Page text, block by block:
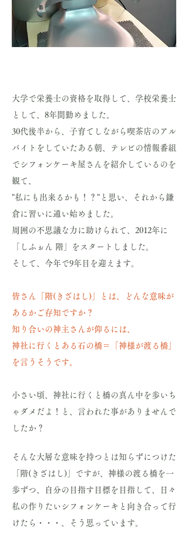
大学で栄養士の資格を取得して、学校栄養士
として、8年間勤めました。
30代後半から、子育てしながら喫茶店のアル
バイトをしていたある朝、テレビの情報番組
でシフォンケーキ屋さんを紹介しているのを
観て、
"私にも出来るかも！？"と思い、それから鎌
倉に習いに通い始めました。
周囲の不思議な力に助けられて、2012年に
「しふぉん 階」をスタートしました。
そして、今年で9年目を迎えます。
皆さん「階(きざはし)」とは、どんな意味が
あるかご存知ですか？
知り合いの神主さんが仰るには、
神社に行くとある石の橋＝「神様が渡る橋」
を言うそうです。
小さい頃、神社に行くと橋の真ん中を歩いち
ゃダメだよ！と、言われた事がありませんで
したか？
そんな大層な意味を持つとは知らずにつけた
「階(きざはし)」ですが、神様の渡る橋を一
歩ずつ、自分の目指す目標を目指して、日々
私の作りたいシフォンケーキと向き合って行
けたら・・・、そう思っています。